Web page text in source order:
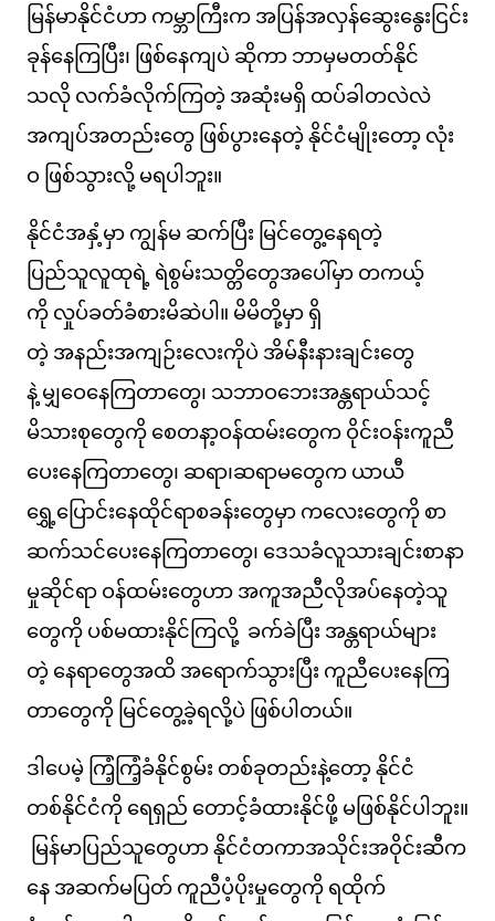
မြန်မာနိုင်ငံဟာ ကမ္ဘာကြီးက အပြန်အလှန်ဆွေးနွေးငြင်း
ခုန်နေကြပြီး၊ ဖြစ်နေကျပဲ ဆိုကာ ဘာမှမတတ်နိုင်
သလို လက်ခံလိုက်ကြတဲ့ အဆုံးမရှိ ထပ်ခါတလဲလဲ
အကျပ်အတည်းတွေ ဖြစ်ပွားနေတဲ့ နိုင်ငံမျိုးတော့ လုံး
ဝ ဖြစ်သွားလို့ မရပါဘူး။
နိုင်ငံအနှံ့မှာ ကျွန်မ ဆက်ပြီး မြင်တွေ့နေရတဲ့
ပြည်သူလူထုရဲ့ ရဲစွမ်းသတ္တိတွေအပေါ်မှာ တကယ့်
ကို လှုပ်ခတ်ခံစားမိဆဲပါ။ မိမိတို့မှာ ရှိ
တဲ့ အနည်းအကျဉ်းလေးကိုပဲ အိမ်နီးနားချင်းတွေ
နဲ့ မျှဝေနေကြတာတွေ၊ သဘာဝဘေးအန္တရာယ်သင့်
မိသားစုတွေကို စေတနာ့ဝန်ထမ်းတွေက ဝိုင်းဝန်းကူညီ
ပေးနေကြတာတွေ၊ ဆရာ၊ဆရာမတွေက ယာယီ
ရွှေ့ပြောင်းနေထိုင်ရာစခန်းတွေမှာ ကလေးတွေကို စာ
ဆက်သင်ပေးနေကြတာတွေ၊ ဒေသခံလူသားချင်းစာနာ
မှုဆိုင်ရာ ဝန်ထမ်းတွေဟာ အကူအညီလိုအပ်နေတဲ့သူ
တွေကို ပစ်မထားနိုင်ကြလို့ ခက်ခဲပြီး အန္တရာယ်များ
တဲ့ နေရာတွေအထိ အရောက်သွားပြီး ကူညီပေးနေကြ
တာတွေကို မြင်တွေ့ခဲ့ရလို့ပဲ ဖြစ်ပါတယ်။
ဒါပေမဲ့ ကြံ့ကြံ့ခံနိုင်စွမ်း တစ်ခုတည်းနဲ့တော့ နိုင်ငံ
တစ်နိုင်ငံကို ရေရှည် တောင့်ခံထားနိုင်ဖို့ မဖြစ်နိုင်ပါဘူး။
မြန်မာပြည်သူတွေဟာ နိုင်ငံတကာအသိုင်းအဝိုင်းဆီက
နေ အဆက်မပြတ် ကူညီပံ့ပိုးမှုတွေကို ရထိုက်